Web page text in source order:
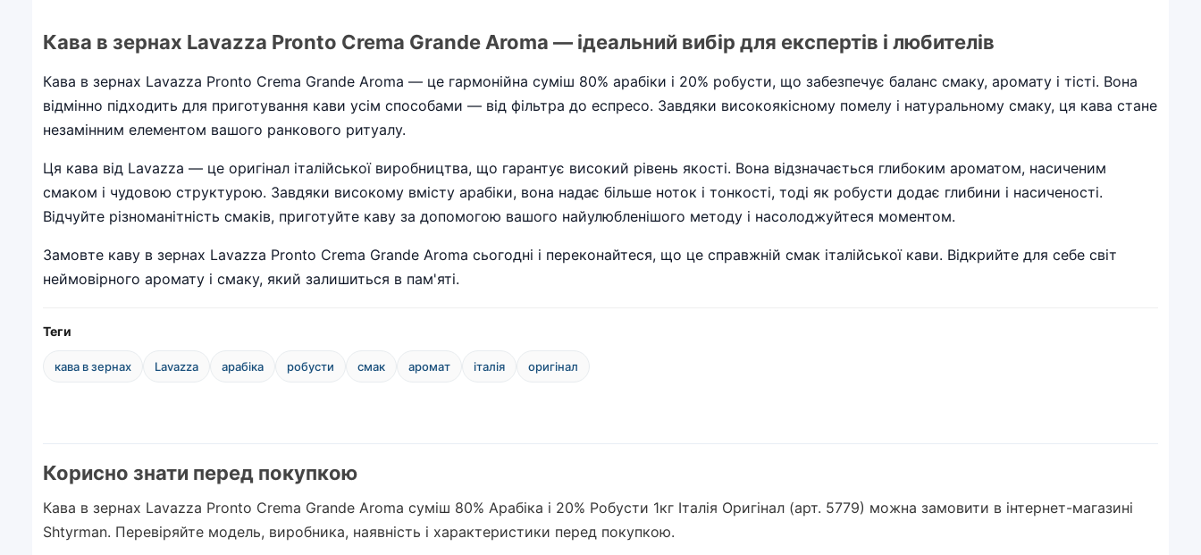
Кава в зернах Lavazza Pronto Crema Grande Aroma — ідеальний вибір для експертів і любителів
Кава в зернах Lavazza Pronto Crema Grande Aroma — це гармонійна суміш 80% арабіки і 20% робусти, що забезпечує баланс смаку, аромату і тісті. Вона
відмінно підходить для приготування кави усім способами — від фільтра до еспресо. Завдяки високоякісному помелу і натуральному смаку, ця кава стане
незамінним елементом вашого ранкового ритуалу.
Ця кава від Lavazza — це оригінал італійської виробництва, що гарантує високий рівень якості. Вона відзначається глибоким ароматом, насиченим
смаком і чудовою структурою. Завдяки високому вмісту арабіки, вона надає більше ноток і тонкості, тоді як робусти додає глибини і насиченості.
Відчуйте різноманітність смаків, приготуйте каву за допомогою вашого найулюбленішого методу і насолоджуйтеся моментом.
Замовте каву в зернах Lavazza Pronto Crema Grande Aroma сьогодні і переконайтеся, що це справжній смак італійської кави. Відкрийте для себе світ
неймовірного аромату і смаку, який залишиться в пам'яті.
Теги
кава в зернах Lavazza арабіка робусти смак аромат італія оригінал
Корисно знати перед покупкою
Кава в зернах Lavazza Pronto Crema Grande Aroma суміш 80% Арабіка і 20% Робусти 1кг Італія Оригінал (арт. 5779) можна замовити в інтернет-магазині
Shtyrman. Перевіряйте модель, виробника, наявність і характеристики перед покупкою.